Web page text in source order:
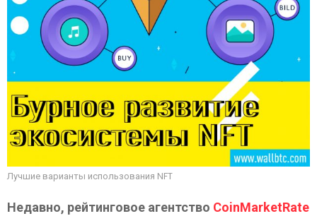
Лучшие варианты использования NFT
Недавно, рейтинговое агентство CoinMarketRate